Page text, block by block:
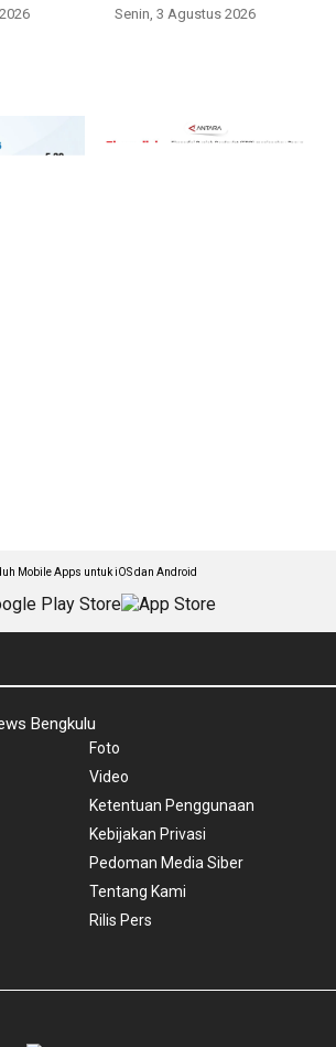
Senin, 3 Agustus 2026
Mobile Apps untuk iOS dan Android
Bengkulu
Foto
Video
Ketentuan Penggunaan
Kebijakan Privasi
Pedoman Media Siber
Tentang Kami
Rilis Pers